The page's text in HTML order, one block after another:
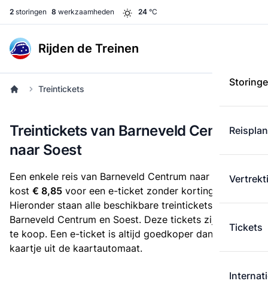
2 storingen 8 werkzaamheden 24 °C
Rijden de Treinen
Tickets
Treintickets
Treintickets van Barneveld Centrum
naar Soest
Een enkele reis van Barneveld Centrum naar Soest
kost € 8,85 voor een e-ticket zonder korting.
Hieronder staan alle beschikbare treintickets tussen
Barneveld Centrum en Soest. Deze tickets zijn online
te koop. Een e-ticket is altijd goedkoper dan een
kaartje uit de kaartautomaat.